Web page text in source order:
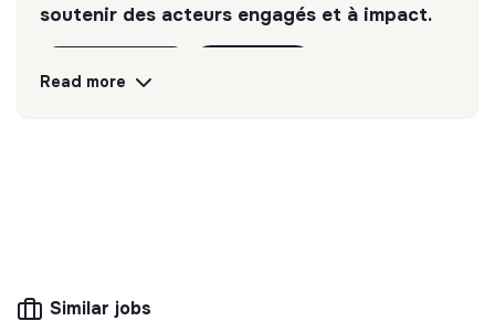
soutenir des acteurs engagés et à impact.
Read more
Similar jobs